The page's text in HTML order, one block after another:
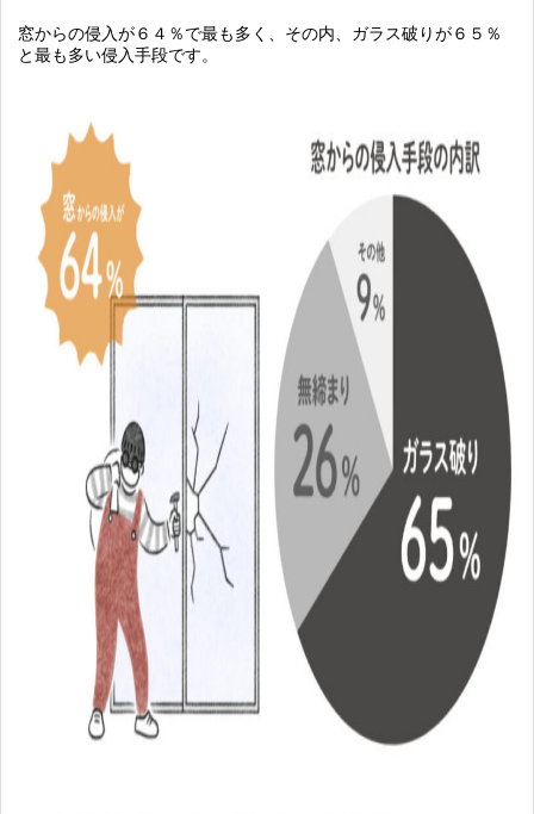
窓からの侵入が６４％で最も多く、その内、ガラス破りが６５％
と最も多い侵入手段です。